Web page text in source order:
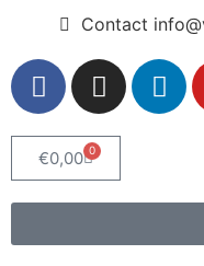
Contact
€0,00 0